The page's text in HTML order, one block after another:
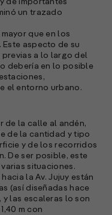
un trazado
que en los
aspecto de su
a lo largo del
debería en lo posible
el entorno urbano.
de la calle al andén,
de la cantidad y tipo
y de los recorridos
De ser posible, este
situaciones.
la Av. Jujuy están
(así diseñadas hace
y las escaleras lo son
m con